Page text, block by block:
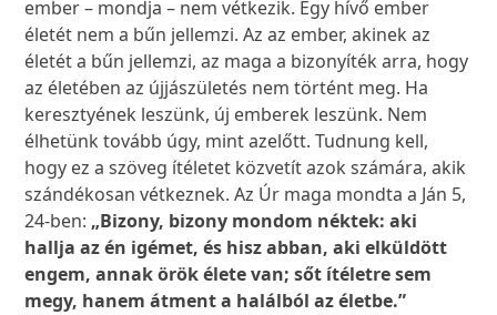
ember – mondja – nem vétkezik. Egy hívő ember
életét nem a bűn jellemzi. Az az ember, akinek az
életét a bűn jellemzi, az maga a bizonyíték arra, hogy
az életében az újjászületés nem történt meg. Ha
keresztyének leszünk, új emberek leszünk. Nem
élhetünk tovább úgy, mint azelőtt. Tudnung kell,
hogy ez a szöveg ítéletet közvetít azok számára, akik
szándékosan vétkeznek. Az Úr maga mondta a Ján 5,
24-ben: „Bizony, bizony mondom néktek: aki
hallja az én igémet, és hisz abban, aki elküldött
engem, annak örök élete van; sőt ítéletre sem
megy, hanem átment a halálból az életbe.”